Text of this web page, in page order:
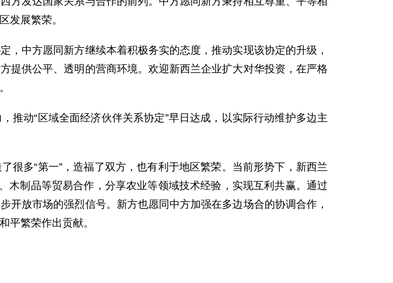
发展繁荣。
中方愿同新方继续本着积极务实的态度，推动实现该协定的升级，
提供公平、透明的营商环境。欢迎新西兰企业扩大对华投资，在严格
动“区域全面经济伙伴关系协定”早日达成，以实际行动维护多边主
多“第一”，造福了双方，也有利于地区繁荣。当前形势下，新西兰
木制品等贸易合作，分享农业等领域技术经验，实现互利共赢。通过
放市场的强烈信号。新方也愿同中方加强在多边场合的协调合作，
平繁荣作出贡献。